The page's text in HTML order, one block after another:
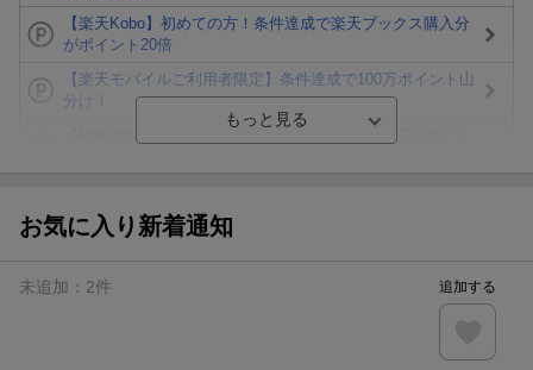
【楽天Kobo】初めての方！条件達成で楽天ブックス購入分
がポイント20倍
【楽天モバイルご利用者限定】条件達成で100万ポイント山
分け！
が当たる！
楽天モバイル紹介キャンペーンの拡散で300円OFFクーポン
条件達成で楽天限定・宝塚歌劇 宙組貸切公演ペアチケット
お気に入り新着通知
未追加： 2件 追加する